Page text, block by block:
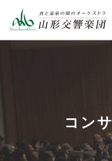
コン